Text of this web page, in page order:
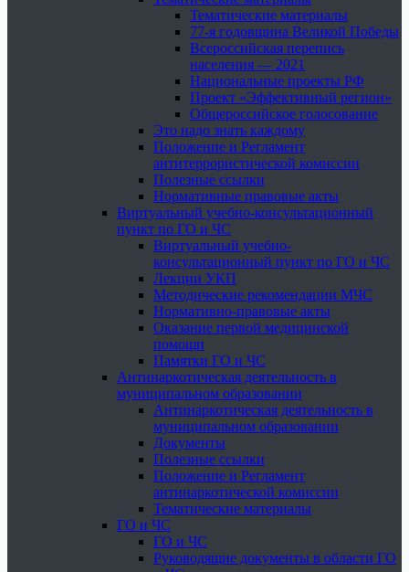
Тематические материалы
77-я годовщина Великой Победы
Всероссийская перепись
населения — 2021
Национальные проекты РФ
Проект «Эффективный регион»
Общероссийское голосование
Это надо знать каждому
Положение и Регламент
антитеррористической комиссии
Полезные ссылки
Нормативные правовые акты
Виртуальный учебно-консультационный
пункт по ГО и ЧС
Виртуальный учебно-
консультационный пункт по ГО и ЧС
Лекции УКП
Методические рекомендации МЧС
Нормативно-правовые акты
Оказание первой медицинской
помощи
Памятки ГО и ЧС
Антинаркотическая деятельность в
муниципальном образовании
Антинаркотическая деятельность в
муниципальном образовании
Документы
Полезные ссылки
Положение и Регламент
антинаркотической комиссии
Тематические материалы
ГО и ЧС
ГО и ЧС
Руководящие документы в области ГО